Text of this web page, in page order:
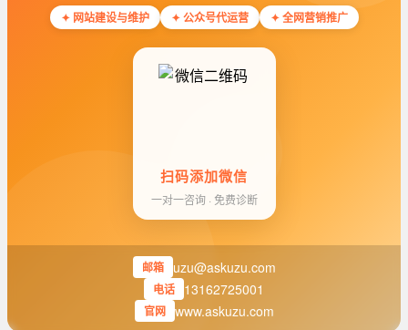
✦ 网站建设与维护 ✦ 公众号代运营 ✦ 全网营销推广
扫码添加微信
一对一咨询 · 免费诊断
邮箱 uzu@askuzu.com
电话 13162725001
官网 www.askuzu.com